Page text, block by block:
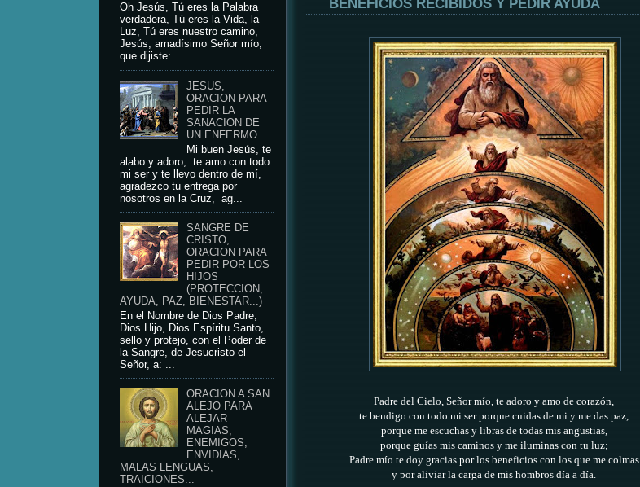
Oh Jesús, Tú eres la Palabra
verdadera, Tú eres la Vida, la
Luz, Tú eres nuestro camino,
Jesús, amadísimo Señor mío,
que dijiste: ...
JESUS,
ORACION PARA
PEDIR LA
SANACION DE
UN ENFERMO
Mi buen Jesús, te
alabo y adoro, te amo con todo
mi ser y te llevo dentro de mí,
agradezco tu entrega por
nosotros en la Cruz, ag...
SANGRE DE
CRISTO,
ORACION PARA
PEDIR POR LOS
HIJOS
(PROTECCION,
AYUDA, PAZ, BIENESTAR...)
En el Nombre de Dios Padre,
Dios Hijo, Dios Espíritu Santo,
sello y protejo, con el Poder de
la Sangre, de Jesucristo el
Señor, a: ...
ORACION A SAN
ALEJO PARA
ALEJAR
MAGIAS,
ENEMIGOS,
ENVIDIAS,
MALAS LENGUAS,
TRAICIONES...
BENEFICIOS RECIBIDOS Y PEDIR AYUDA
Padre del Cielo, Señor mío, te adoro y amo de corazón,
te bendigo con todo mi ser porque cuidas de mi y me das paz,
porque me escuchas y libras de todas mis angustias,
porque guías mis caminos y me iluminas con tu luz;
Padre mío te doy gracias por los beneficios con los que me colmas
y por aliviar la carga de mis hombros día a día.